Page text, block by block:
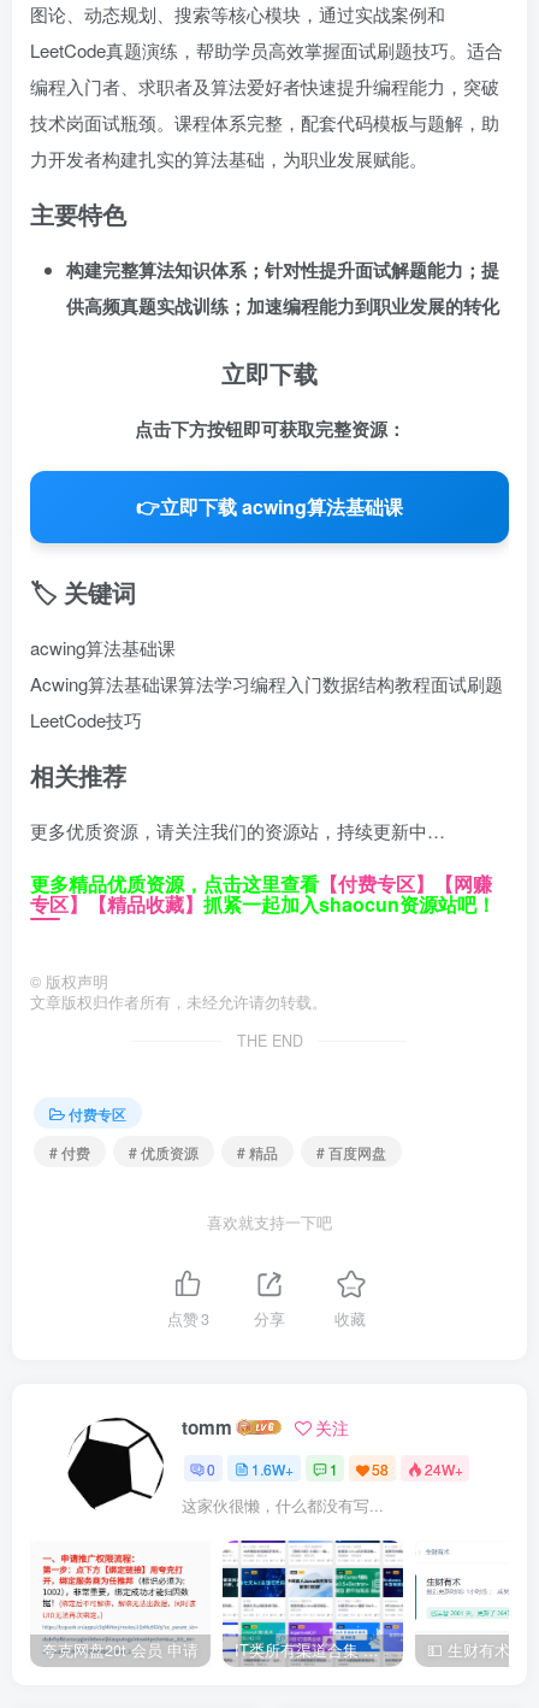
图论、动态规划、搜索等核心模块，通过实战案例和
LeetCode真题演练，帮助学员高效掌握面试刷题技巧。适合
编程入门者、求职者及算法爱好者快速提升编程能力，突破
技术岗面试瓶颈。课程体系完整，配套代码模板与题解，助
力开发者构建扎实的算法基础，为职业发展赋能。
主要特色
构建完整算法知识体系；针对性提升面试解题能力；提
供高频真题实战训练；加速编程能力到职业发展的转化
立即下载
点击下方按钮即可获取完整资源：
👉立即下载 acwing算法基础课
🏷️ 关键词
acwing算法基础课
Acwing算法基础课算法学习编程入门数据结构教程面试刷题
LeetCode技巧
相关推荐
更多优质资源，请关注我们的资源站，持续更新中…
更多精品优质资源，点击这里查看 【付费专区】 【网赚
专区】 【精品收藏】 抓紧一起加入shaocun资源站吧！
© 版权声明
文章版权归作者所有，未经允许请勿转载。
THE END
付费专区
# 付费
# 优质资源 # 精品 # 百度网盘
喜欢就支持一下吧
点赞3 分享 收藏
tomm 关注
0 1.6W+ 1 58 24W+
这家伙很懒，什么都没有写...
夸克网盘20t 会员 申请 IT类所有渠道合集 持续日更，目前近四千多条资源 年费用户微信私信获取权限